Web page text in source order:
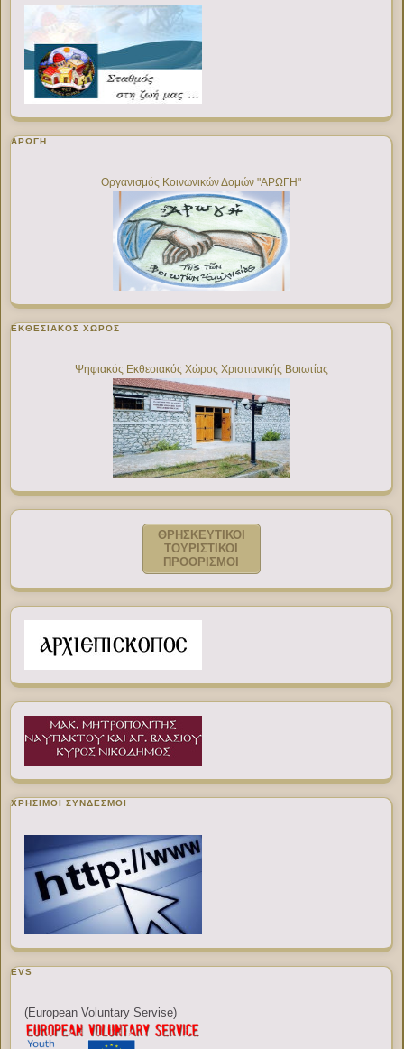
ΑΡΩΓΗ
Οργανισμός Κοινωνικών Δομών "ΑΡΩΓΗ"
ΕΚΘΕΣΙΑΚΌΣ ΧΏΡΟΣ
Ψηφιακός Εκθεσιακός Χώρος Χριστιανικής Βοιωτίας
ΘΡΗΣΚΕΥΤΙΚΟΙ
ΤΟΥΡΙΣΤΙΚΟΙ
ΠΡΟΟΡΙΣΜΟΙ
ΧΡΉΣΙΜΟΙ ΣΎΝΔΕΣΜΟΙ
EVS
(European Voluntary Servise)